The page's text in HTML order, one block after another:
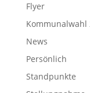
Flyer
Kommunalwahl
News
Persönlich
Standpunkte